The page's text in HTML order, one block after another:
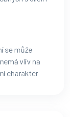
se může
vliv na
charakter